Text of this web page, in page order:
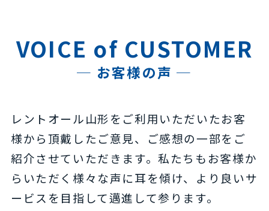
VOICE of CUSTOMER
─ お客様の声 ─
レントオール山形をご利用いただいたお客
様から頂戴したご意見、ご感想の一部をご
紹介させていただきます。私たちもお客様か
らいただく様々な声に耳を傾け、より良いサ
ービスを目指して邁進して参ります。